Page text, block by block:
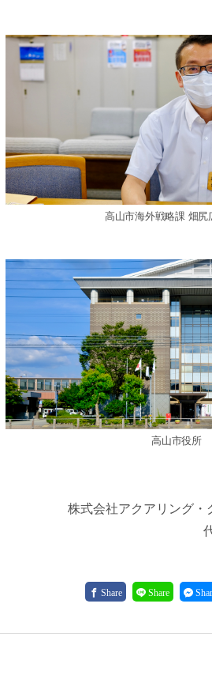
高山市海外戦略課 畑尻
高山市役所
株式会社アクアリング・
Share Share